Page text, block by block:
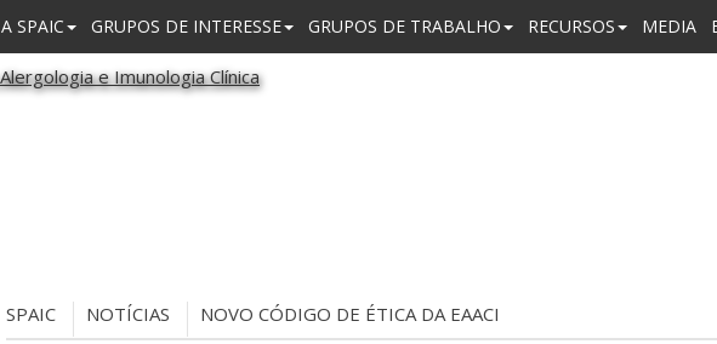
A SPAIC GRUPOS DE INTERESSE GRUPOS DE TRABALHO RECURSOS MEDIA
SPAIC NOTÍCIAS NOVO CÓDIGO DE ÉTICA DA EAACI